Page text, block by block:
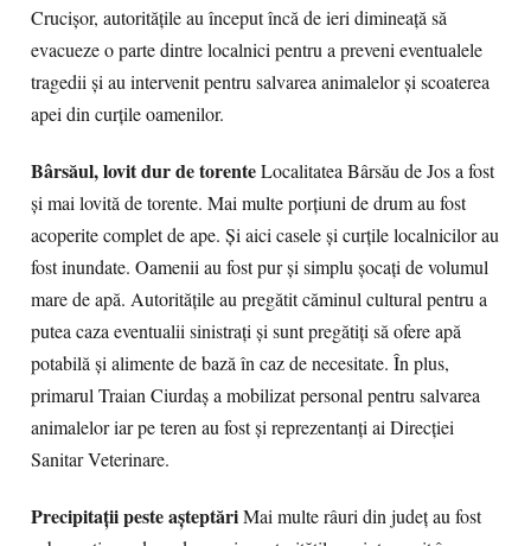
Crucișor, autoritățile au început încă de ieri dimineață să
evacueze o parte dintre localnici pentru a preveni eventualele
tragedii și au intervenit pentru salvarea animalelor și scoaterea
apei din curțile oamenilor.
Bârsăul, lovit dur de torenteLocalitatea Bârsău de Jos a fost
și mai lovită de torente. Mai multe porțiuni de drum au fost
acoperite complet de ape. Și aici casele și curțile localnicilor au
fost inundate. Oamenii au fost pur și simplu șocați de volumul
mare de apă. Autoritățile au pregătit căminul cultural pentru a
putea caza eventualii sinistrați și sunt pregătiți să ofere apă
potabilă și alimente de bază în caz de necesitate. În plus,
primarul Traian Ciurdaş a mobilizat personal pentru salvarea
animalelor iar pe teren au fost și reprezentanți ai Direcției
Sanitar Veterinare.
Precipitaţii peste aşteptăriMai multe râuri din județ au fost